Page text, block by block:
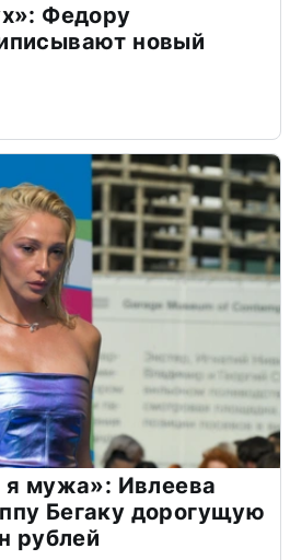
Федору
новый
я мужа»: Ивлеева
Бегаку дорогущую
рублей